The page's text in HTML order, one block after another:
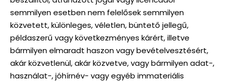
semmilyen esetben nem felelősek semmilyen
közvetett, különleges, véletlen, büntető jellegű,
példaszerű vagy következményes kárért, illetve
bármilyen elmaradt haszon vagy bevételvesztésért,
akár közvetlenül, akár közvetve, vagy bármilyen adat-,
használat-, jóhírnév- vagy egyéb immateriális